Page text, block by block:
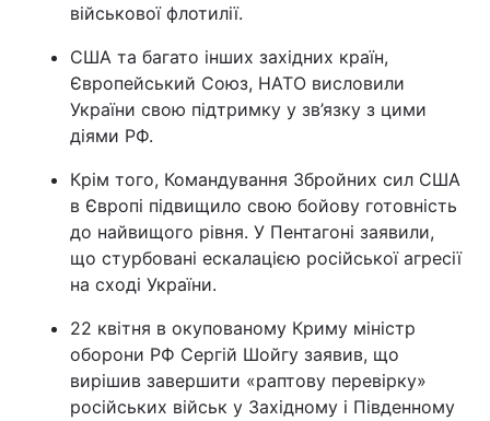
військової флотилії.
США та багато інших західних країн,
Європейський Союз, НАТО висловили
України свою підтримку у зв’язку з цими
діями РФ.
Крім того, Командування Збройних сил США
в Європі підвищило свою бойову готовність
до найвищого рівня. У Пентагоні заявили,
що стурбовані ескалацією російської агресії
на сході України.
22 квітня в окупованому Криму міністр
оборони РФ Сергій Шойгу заявив, що
вирішив завершити «раптову перевірку»
російських військ у Західному і Південному